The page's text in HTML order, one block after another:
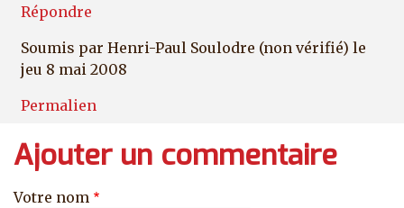
Répondre
Soumis par Henri-Paul Soulodre (non vérifié) le
jeu 8 mai 2008
Permalien
Ajouter un commentaire
Votre nom